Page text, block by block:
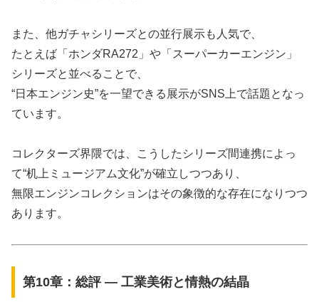
また、他ガチャシリーズとの並行展示も人気で、
たとえば「ホンダRA272」や「スーパーカーエンジン」
シリーズと並べることで、
“日本エンジン史”を一望できる展示がSNS上で話題となっ
ています。
コレクターズ界隈では、こうしたシリーズ間連携によっ
て“机上ミュージアム文化”が確立しつつあり、
無限エンジンコレクションはその象徴的な存在になりつつ
あります。
第10章：総評 ― 工業美術と情熱の結晶